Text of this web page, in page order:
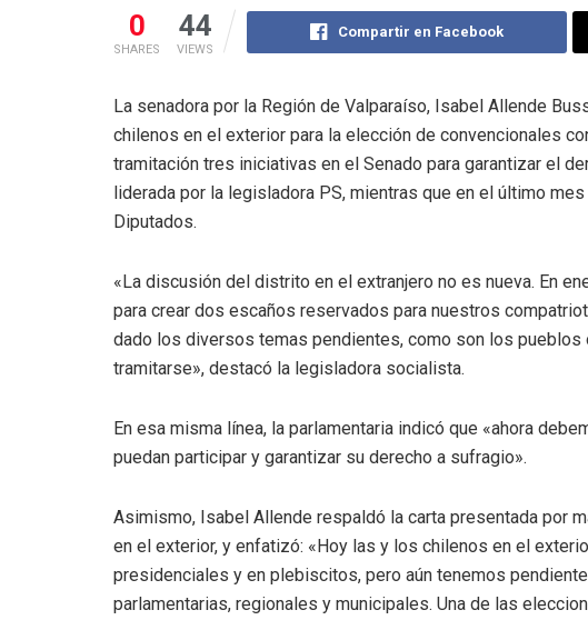
0
SHARES
44
VIEWS
Compartir en Facebook
La senadora por la Región de Valparaíso, Isabel Allende
chilenos en el exterior para la elección de convencionales
tramitación tres iniciativas en el Senado para garantizar el
liderada por la legisladora PS, mientras que en el último
Diputados.
«La discusión del distrito en el extranjero no es nueva. En
para crear dos escaños reservados para nuestros
dado los diversos temas pendientes, como son los pueblos
tramitarse», destacó la legisladora socialista.
En esa misma línea, la parlamentaria indicó que «ahora
puedan participar y garantizar su derecho a sufragio».
Asimismo, Isabel Allende respaldó la carta presentada por
en el exterior, y enfatizó: «Hoy las y los chilenos en el
presidenciales y en plebiscitos, pero aún tenemos
parlamentarias, regionales y municipales. Una de las